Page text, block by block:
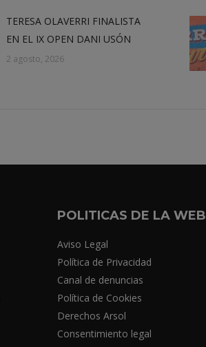
TERESA OLAVERRI FINALISTA
EN EL IX OPEN DANI USÓN
2 agosto, 2026
POLITICAS DE LA WEB
Aviso Legal
Política de Privacidad
Canal de denuncias
Política de Cookies
Derechos Arsol
Consentimiento legal